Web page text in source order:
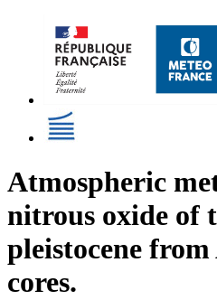
Atmospheric
nitrous oxide of
pleistocene
cores.